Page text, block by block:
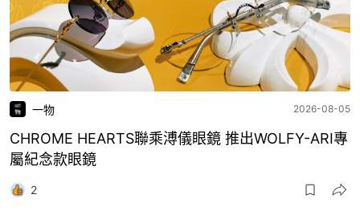
一物 2026-08-05
CHROME HEARTS聯乘溥儀眼鏡 推出WOLFY-ARI專
屬紀念款眼鏡
2